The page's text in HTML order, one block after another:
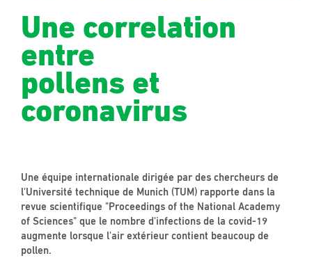
Une correlation
entre
pollens et
coronavirus
Une équipe internationale dirigée par des chercheurs de
l'Université technique de Munich (TUM) rapporte dans la
revue scientifique "Proceedings of the National Academy
of Sciences" que le nombre d'infections de la covid-19
augmente lorsque l'air extérieur contient beaucoup de
pollen.